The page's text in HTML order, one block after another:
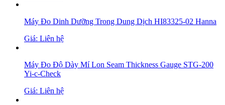
Máy Đo Dinh Dưỡng Trong Dung Dịch HI83325-02 Hanna
Giá: Liên hệ
Máy Đo Độ Dày Mí Lon Seam Thickness Gauge STG-200
Yi-c-Check
Giá: Liên hệ